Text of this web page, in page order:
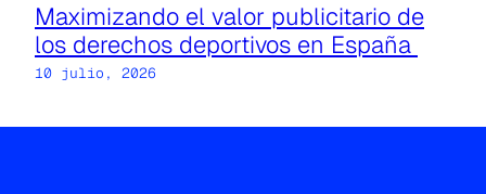
Maximizando el valor publicitario de
los derechos deportivos en España
10 julio, 2026